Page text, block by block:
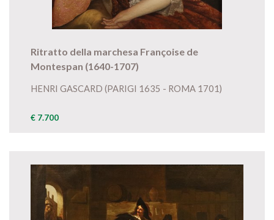
Ritratto della marchesa Françoise de
Montespan (1640-1707)
HENRI GASCARD (PARIGI 1635 - ROMA 1701)
€ 7.700